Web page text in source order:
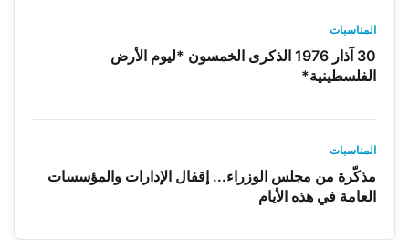
المناسبات
30 آذار 1976 الذكرى الخمسون *ليوم الأرض
الفلسطينية*
المناسبات
مذكّرة من مجلس الوزراء... إقفال الإدارات والمؤسسات
العامة في هذه الأيام